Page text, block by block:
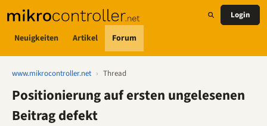
Neuigkeiten Artikel Forum
Login
www.mikrocontroller.net › Thread
Positionierung auf ersten ungelesenen
Beitrag defekt